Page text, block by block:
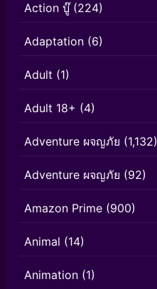
Action บู๊(224)
Adaptation (6)
Adult (1)
Adult 18+ (4)
Adventure ผจญภัย (1,132)
Adventure ผจญภัย (92)
Amazon Prime (900)
Animal (14)
Animation (1)